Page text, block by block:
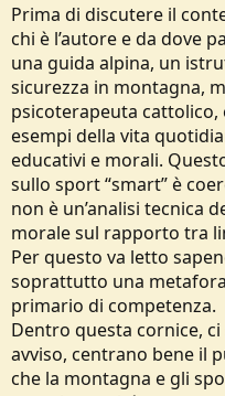
Prima di discutere il
chi è l’autore e da dove
una guida alpina, un
sicurezza in montagna,
psicoterapeuta cattolico,
esempi della vita
educativi e morali.
sullo sport “smart” è
non è un’analisi tecnica
morale sul rapporto tra
Per questo va letto
soprattutto una
primario di competenza.
Dentro questa cornice,
avviso, centrano bene il
che la montagna e gli